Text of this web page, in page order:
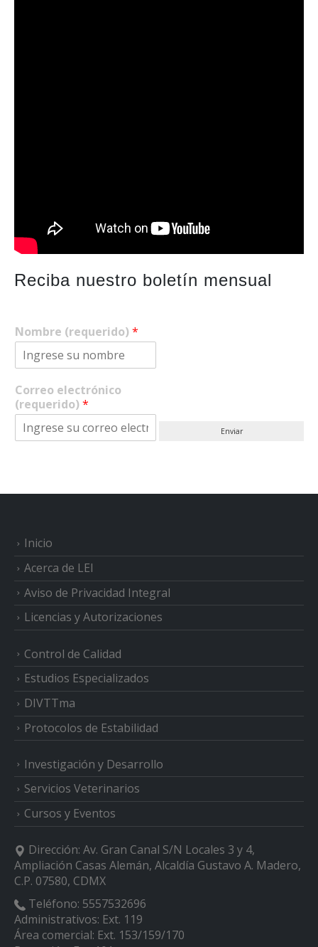
Reciba nuestro boletín mensual
Nombre (requerido)*
Correo electrónico
(requerido)*
Enviar
Inicio
Acerca de LEI
Aviso de Privacidad Integral
Licencias y Autorizaciones
Control de Calidad
Estudios Especializados
DIVTTma
Protocolos de Estabilidad
Investigación y Desarrollo
Servicios Veterinarios
Cursos y Eventos
Dirección: Av. Gran Canal S/N Locales 3 y 4,
Ampliación Casas Alemán, Alcaldía Gustavo A. Madero,
C.P. 07580, CDMX
Teléfono: 5557532696
Administrativos: Ext. 119
Área comercial: Ext. 153/159/170